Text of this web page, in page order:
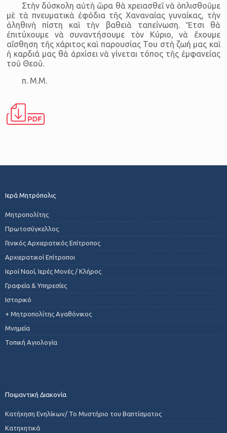
Στὴν δύσκολη αὐτὴ ὥρα θὰ χρειασθεῖ νὰ ὁπλισθοῦμε
μὲ τὰ πνευματικὰ ἐφόδια τῆς Χαναναίας γυναίκας, τὴν
ἀληθινὴ πίστη καὶ τὴν βαθειὰ ταπείνωση. Ἔτσι θὰ
ἐπιτύχουμε νὰ συναντήσουμε τὸν Κύριο, νὰ ἔχουμε
αἴσθηση τῆς χάριτος καὶ παρουσίας Του στὴ ζωή μας καὶ
ἡ καρδιά μας θὰ ἀρχίσει νὰ γίνεται τόπος τῆς ἐμφανείας
τοῦ Θεοῦ.
π. Μ.Μ.
Ιερά Μητρόπολις
Μητροπολίτης
Πρωτοσύγκελλος
Γενικός Αρχιερατικός Επίτροπος
Αρχιερατικοί Επίτροποι
Ιεροί Ναοί, Ιερές Μονές / Κλήρος
Γραφεία & Υπηρεσίες
Ιστορικό
+ Μητροπολίτης Αγαθόνικος
Μνημεία
Τοπική Αγιολογία
Ποιμαντική Διακονία
Κατήχηση Ενηλίκων/ Το Μυστήριο του Βαπτίσματος
Κατηχητικά